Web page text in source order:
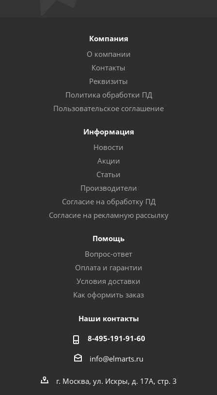
Компания
О компании
Контакты
Реквизиты
Политика обработки ПД
Пользовательское соглашение
Информация
Новости
Акции
Статьи
Производители
Согласие на обработку ПД
Согласие на рекламную рассылку
Помощь
Вопрос-ответ
Оплата и гарантии
Условия доставки
Как оформить заказ
Наши контакты
8-495-191-91-60
info@elmarts.ru
г. Москва, ул. Искры, д. 17А, стр. 3